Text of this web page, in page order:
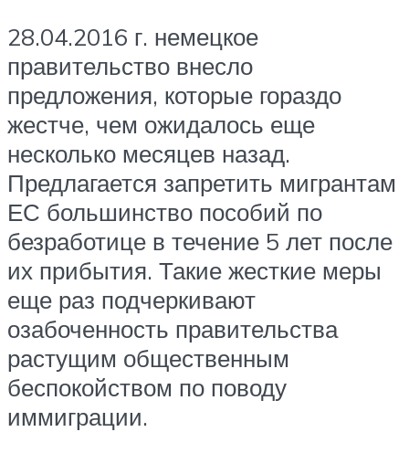
28.04.2016 г. немецкое
правительство внесло
предложения, которые гораздо
жестче, чем ожидалось еще
несколько месяцев назад.
Предлагается запретить мигрантам
ЕС большинство пособий по
безработице в течение 5 лет после
их прибытия. Такие жесткие меры
еще раз подчеркивают
озабоченность правительства
растущим общественным
беспокойством по поводу
иммиграции.